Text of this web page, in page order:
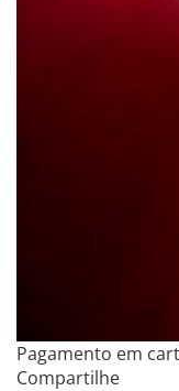
Pagamento em
Compartilhe